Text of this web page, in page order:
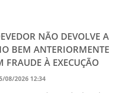
NÃO DEVOLVE A
BEM ANTERIORMENTE
FRAUDE À EXECUÇÃO
08/2026 12:34